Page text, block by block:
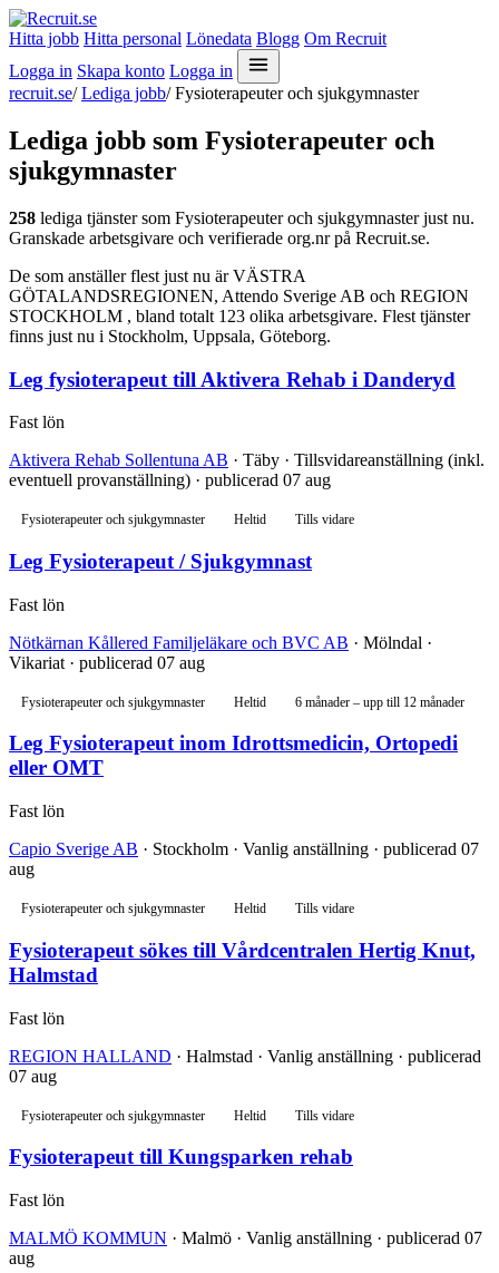
Hitta jobb Hitta personal Lönedata Blogg Om Recruit
Logga in Skapa konto Logga in
recruit.se/ Lediga jobb/ Fysioterapeuter och sjukgymnaster
Lediga jobb som Fysioterapeuter och
sjukgymnaster
258 lediga tjänster som Fysioterapeuter och sjukgymnaster just nu.
Granskade arbetsgivare och verifierade org.nr på Recruit.se.
De som anställer flest just nu är VÄSTRA
GÖTALANDSREGIONEN, Attendo Sverige AB och REGION
STOCKHOLM , bland totalt 123 olika arbetsgivare. Flest tjänster
finns just nu i Stockholm, Uppsala, Göteborg.
Leg fysioterapeut till Aktivera Rehab i Danderyd
Fast lön
Aktivera Rehab Sollentuna AB · Täby · Tillsvidareanställning (inkl.
eventuell provanställning) · publicerad 07 aug
Fysioterapeuter och sjukgymnaster Heltid Tills vidare
Leg Fysioterapeut / Sjukgymnast
Fast lön
Nötkärnan Kållered Familjeläkare och BVC AB · Mölndal ·
Vikariat · publicerad 07 aug
Fysioterapeuter och sjukgymnaster Heltid 6 månader – upp till 12 månader
Leg Fysioterapeut inom Idrottsmedicin, Ortopedi
eller OMT
Fast lön
Capio Sverige AB · Stockholm · Vanlig anställning · publicerad 07
aug
Fysioterapeuter och sjukgymnaster Heltid Tills vidare
Fysioterapeut sökes till Vårdcentralen Hertig Knut,
Halmstad
Fast lön
REGION HALLAND · Halmstad · Vanlig anställning · publicerad
07 aug
Fysioterapeuter och sjukgymnaster Heltid Tills vidare
Fysioterapeut till Kungsparken rehab
Fast lön
MALMÖ KOMMUN · Malmö · Vanlig anställning · publicerad 07
aug